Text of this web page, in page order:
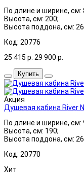
По длине и ширине, см:
Высота, см: 200;
Высота поддона, см: 26
Код: 20776
25 415 р. 29 900 р.
Купить
Акция
Душевая кабина River
По длине и ширине, см:
Высота, см: 190;
Высота поддона, см: 26
Код: 20770
Хит